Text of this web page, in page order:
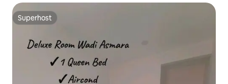
Superhost
Superhost